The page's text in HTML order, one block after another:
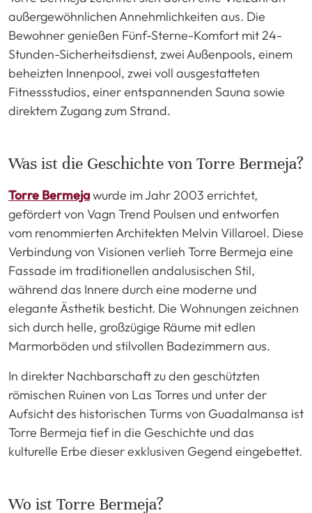
außergewöhnlichen Annehmlichkeiten aus. Die
Bewohner genießen Fünf-Sterne-Komfort mit 24-
Stunden-Sicherheitsdienst, zwei Außenpools, einem
beheizten Innenpool, zwei voll ausgestatteten
Fitnessstudios, einer entspannenden Sauna sowie
direktem Zugang zum Strand.
Was ist die Geschichte von Torre Bermeja?
Torre Bermejawurde im Jahr 2003 errichtet,
gefördert von Vagn Trend Poulsen und entworfen
vom renommierten Architekten Melvin Villaroel. Diese
Verbindung von Visionen verlieh Torre Bermeja eine
Fassade im traditionellen andalusischen Stil,
während das Innere durch eine moderne und
elegante Ästhetik besticht. Die Wohnungen zeichnen
sich durch helle, großzügige Räume mit edlen
Marmorböden und stilvollen Badezimmern aus.
In direkter Nachbarschaft zu den geschützten
römischen Ruinen von Las Torres und unter der
Aufsicht des historischen Turms von Guadalmansa ist
Torre Bermeja tief in die Geschichte und das
kulturelle Erbe dieser exklusiven Gegend eingebettet.
Wo ist Torre Bermeja?